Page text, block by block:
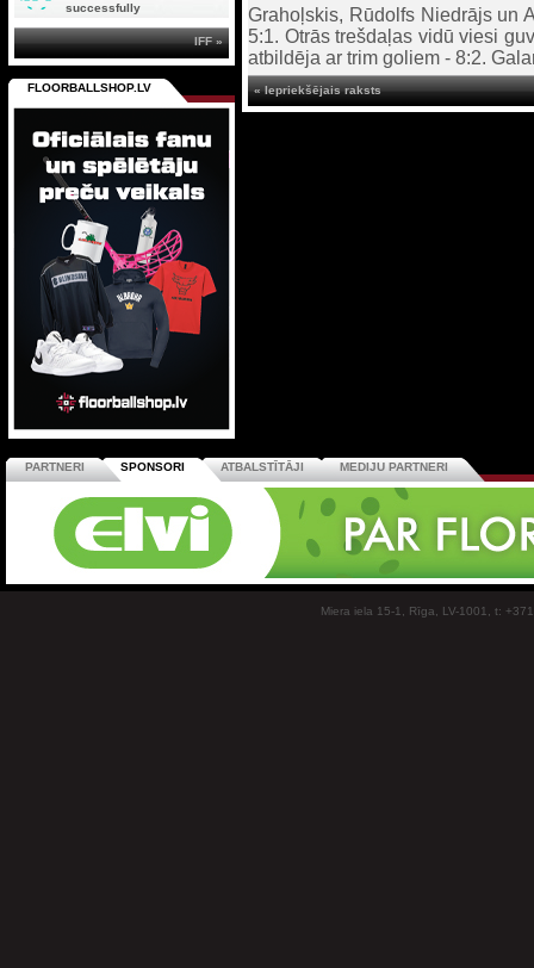
Grahoļskis, Rūdolfs Niedrājs un
5:1. Otrās trešdaļas vidū viesi
atbildēja ar trim goliem - 8:2.
« Iepriekšējais raksts
successfully
IFF »
FLOORBALLSHOP.LV
PARTNERI SPONSORI ATBALSTĪTĀJI MEDIJU PARTNERI
Miera iela 15-1, Rīga, LV-1001, t: